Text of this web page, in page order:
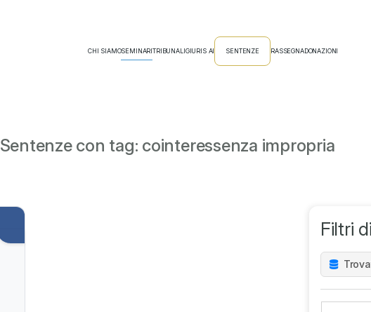
CHI SIAMOSEMINARITRIBUNALIGIURIS AI SENTENZE RASSEGNADONAZIONI
Sentenze con tag: cointeressenza impropria
Filtri